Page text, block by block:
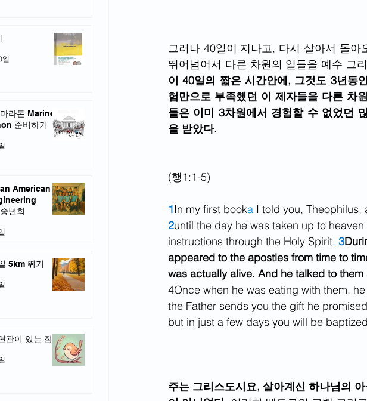
일
라톤 Marine
준비하기
American
년회
5km 뛰기
관이 있는 잠
그러나 40일이 지나고, 다시 살아서 돌
뛰어넘어서 다른 차원의 일들을 예수 그
이 40일의 짧은 시간안에, 그것도 3년동
험만으로 부족했던 이 제자들을 다른 차
들은 이미 3차원에서 경험할 수 없었던
을 받았다.
(행1:1-5)
1In my first booka I told you,
2until the day he was taken up to
instructions through the Holy Spirit. 3
appeared to the apostles from time to
was actually alive. And he talked to
4Once when he was eating with them,
the Father sends you the gift he
but in just a few days you will be
주는 그리스도시요, 살아계신 하나님의